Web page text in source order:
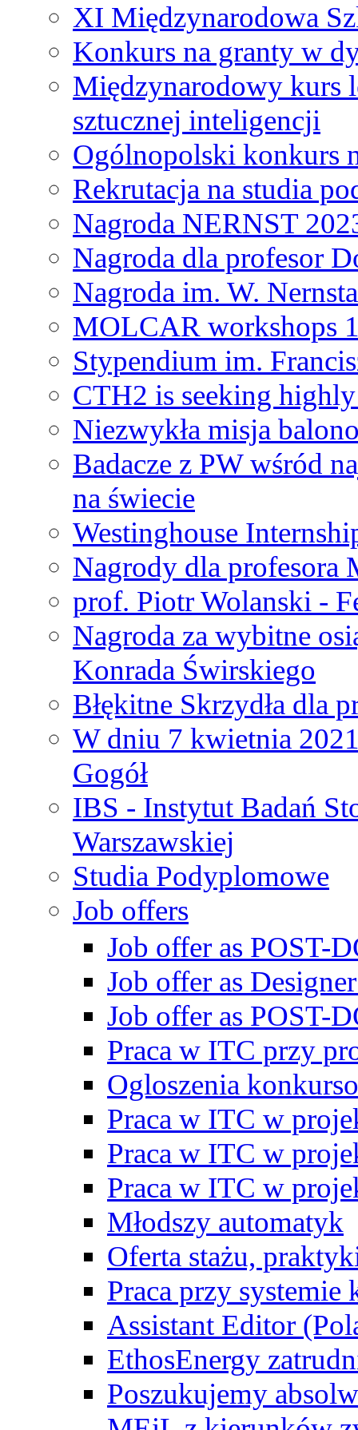
XI Międzynarodowa
Konkurs na granty w
Międzynarodowy kurs
sztucznej inteligencji
Ogólnopolski konkurs
Rekrutacja na studia
Nagroda NERNST
Nagroda dla profesor
Nagroda im. W.
MOLCAR workshops
Stypendium im.
CTH2 is seeking
Niezwykła misja
Badacze z PW wśród
na świecie
Westinghouse
Nagrody dla profesora
prof. Piotr Wolanski -
Nagroda za wybitne
Konrada Świrskiego
Błękitne Skrzydła dla
W dniu 7 kwietnia
Gogół
IBS - Instytut Badań
Warszawskiej
Studia Podyplomowe
Job offers
Job offer as POST-
Job offer as
Job offer as POST-
Praca w ITC przy
Ogloszenia
Praca w ITC w
Praca w ITC w
Praca w ITC w
Młodszy automatyk
Oferta stażu,
Praca przy
Assistant Editor
EthosEnergy
Poszukujemy